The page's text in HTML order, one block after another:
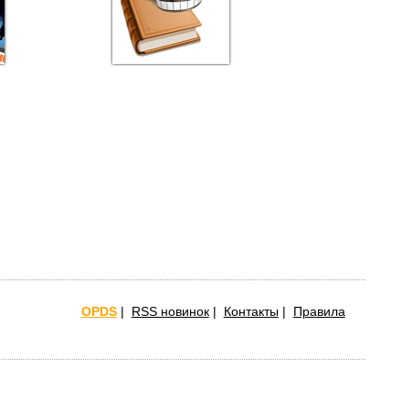
OPDS| RSS новинок| Контакты| Правила